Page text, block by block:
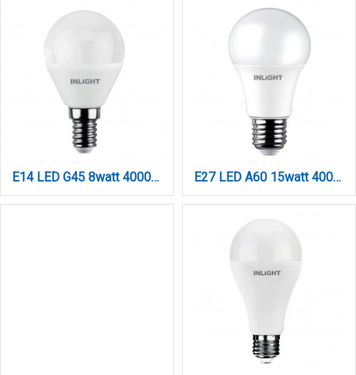
E14 LED G45 8watt 4000K Φυσικό Λευκό (7.14.08.14.2) E27 LED A60 15watt 4000Κ Φυσικό Λευκό (7.27.15.04.2)